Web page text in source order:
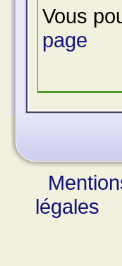
Vous
page
légales